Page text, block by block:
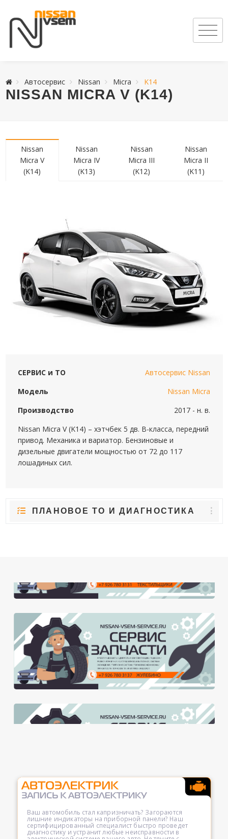
Автосервис Nissan Micra K14
NISSAN MICRA V (K14)
Nissan
Micra V
(K14)
Nissan
Micra IV
(K13)
Nissan
Micra III
(K12)
Nissan
Micra II
(K11)
СЕРВИС и ТО
Автосервис Nissan
Модель
Nissan Micra
Производство
2017 - н. в.
Nissan Micra V (K14) – хэтчбек 5 дв. B-класса, передний
привод. Механика и вариатор. Бензиновые и
дизельные двигатели мощностью от 72 до 117
лошадиных сил.
ПЛАНОВОЕ ТО И ДИАГНОСТИКА
Ваш автомобиль стал капризничать? Загораются
лишние индикаторы на приборной панели? Наш
сертифицированный специалист быстро проведет
диагностику и устранит любые неисправности в